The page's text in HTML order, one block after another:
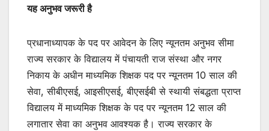
यह अनुभव जरूरी है
प्रधानाध्यापक के पद पर आवेदन के लिए न्यूनतम अनुभव सीमा
राज्य सरकार के विद्यालय में पंचायती राज संस्था और नगर
निकाय के अधीन माध्यमिक शिक्षक पद पर न्यूनतम 10 साल की
सेवा, सीबीएसई, आइसीएसई, बीएसईबी से स्थायी संबद्धता प्राप्त
विद्यालय में माध्यमिक शिक्षक के पद पर न्यूनतम 12 साल की
लगातार सेवा का अनुभव आवश्यक है। राज्य सरकार के